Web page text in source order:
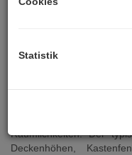
Stadt?
Wiener
Raumaufteilung sowie
Räumlichkeiten. Der
Deckenhöhen,
Statistik